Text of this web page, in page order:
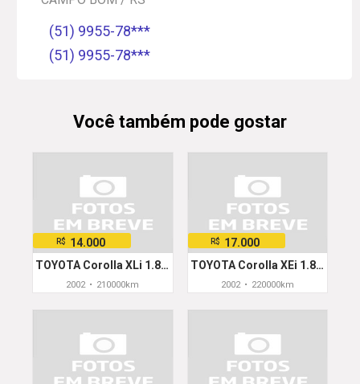
(51) 9955-78***
(51) 9955-78***
Você também pode gostar
R$
14.000
TOYOTA Corolla XLi 1.8/1.8 Flex 16V Mec.
2002 • 210000km
R$
17.000
TOYOTA Corolla XEi 1.8/1.8 Flex 16V Aut.
2002 • 220000km